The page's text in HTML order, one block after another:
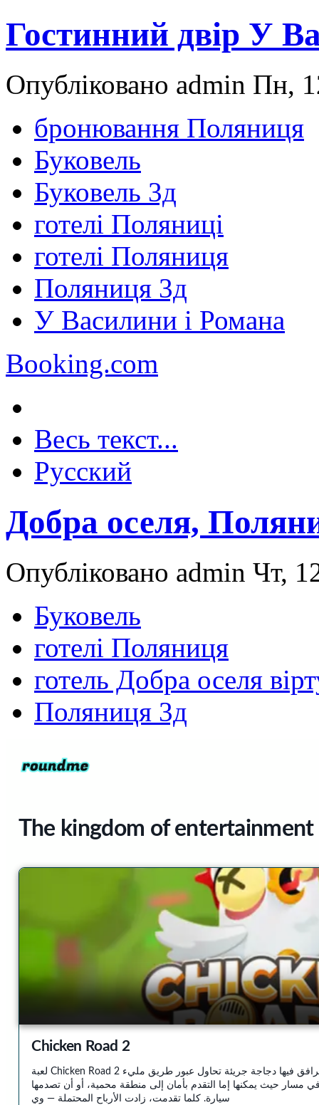
Гостинний двір У
Опубліковано admin Пн,
бронювання Поляниця
Буковель
Буковель 3д
готелі Поляниці
готелі Поляниця
Поляниця 3д
У Василини і Романа
Booking.com
Весь текст...
Русский
Добра оселя,
Опубліковано admin Чт,
Буковель
готелі Поляниця
готель Добра оселя
Поляниця 3д